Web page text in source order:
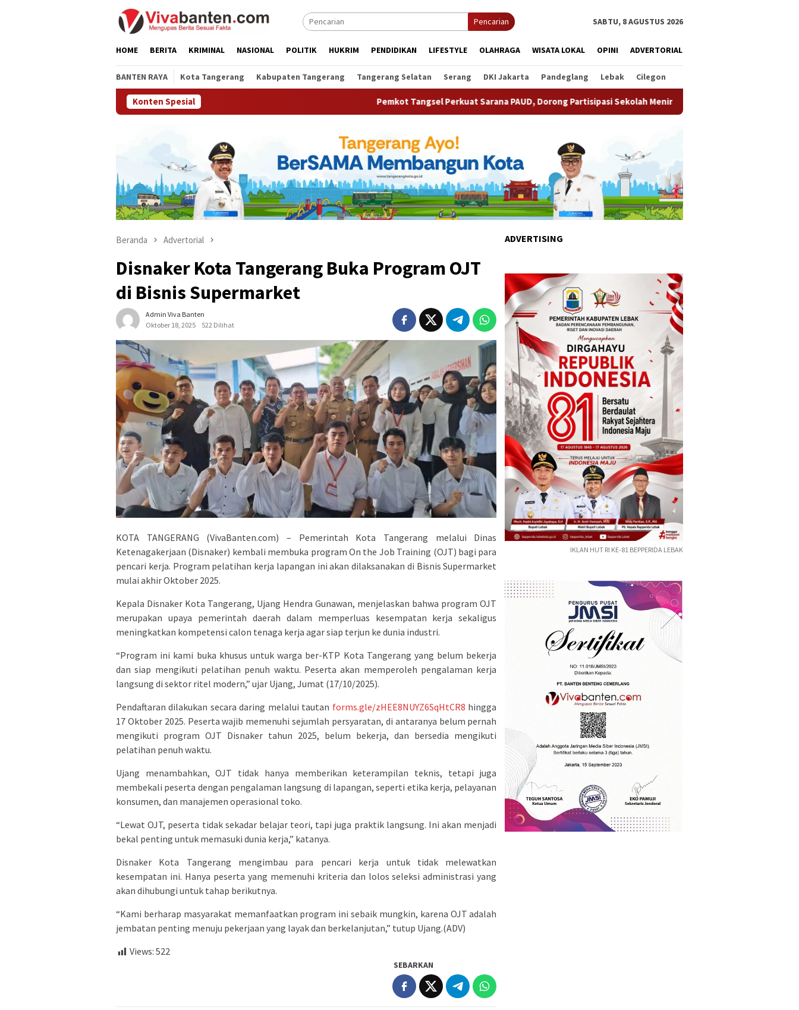
Pencarian SABTU, 8 AGUSTUS 2026
HOME BERITA KRIMINAL NASIONAL POLITIK HUKRIM PENDIDIKAN LIFESTYLE OLAHRAGA WISATA LOKAL OPINI ADVERTORIAL
BANTEN RAYA Kota Tangerang Kabupaten Tangerang Tangerang Selatan Serang DKI Jakarta Pandeglang Lebak Cilegon
Konten Spesial Pemkot Tangsel Perkuat Sarana PAUD, Dorong Partisipasi Sekolah Meningkat Pemkot Tangsel Matangkan
Beranda Advertorial
Disnaker Kota Tangerang Buka Program OJT
di Bisnis Supermarket
Admin Viva Banten
Oktober 18, 2025
522 Dilihat
KOTA TANGERANG (VivaBanten.com) – Pemerintah Kota Tangerang melalui Dinas
Ketenagakerjaan (Disnaker) kembali membuka program On the Job Training (OJT) bagi para
pencari kerja. Program pelatihan kerja lapangan ini akan dilaksanakan di Bisnis Supermarket
mulai akhir Oktober 2025.
Kepala Disnaker Kota Tangerang, Ujang Hendra Gunawan, menjelaskan bahwa program OJT
merupakan upaya pemerintah daerah dalam memperluas kesempatan kerja sekaligus
meningkatkan kompetensi calon tenaga kerja agar siap terjun ke dunia industri.
“Program ini kami buka khusus untuk warga ber-KTP Kota Tangerang yang belum bekerja
dan siap mengikuti pelatihan penuh waktu. Peserta akan memperoleh pengalaman kerja
langsung di sektor ritel modern,” ujar Ujang, Jumat (17/10/2025).
Pendaftaran dilakukan secara daring melalui tautan forms.gle/zHEE8NUYZ6SqHtCR8 hingga
17 Oktober 2025. Peserta wajib memenuhi sejumlah persyaratan, di antaranya belum pernah
mengikuti program OJT Disnaker tahun 2025, belum bekerja, dan bersedia mengikuti
pelatihan penuh waktu.
Ujang menambahkan, OJT tidak hanya memberikan keterampilan teknis, tetapi juga
membekali peserta dengan pengalaman langsung di lapangan, seperti etika kerja, pelayanan
konsumen, dan manajemen operasional toko.
“Lewat OJT, peserta tidak sekadar belajar teori, tapi juga praktik langsung. Ini akan menjadi
bekal penting untuk memasuki dunia kerja,” katanya.
Disnaker Kota Tangerang mengimbau para pencari kerja untuk tidak melewatkan
kesempatan ini. Hanya peserta yang memenuhi kriteria dan lolos seleksi administrasi yang
akan dihubungi untuk tahap berikutnya.
“Kami berharap masyarakat memanfaatkan program ini sebaik mungkin, karena OJT adalah
jembatan penting menuju pekerjaan yang layak dan berkelanjutan,” tutup Ujang.(ADV)
Views: 522
SEBARKAN
ADVERTISING
IKLAN HUT RI KE-81 BEPPERIDA LEBAK